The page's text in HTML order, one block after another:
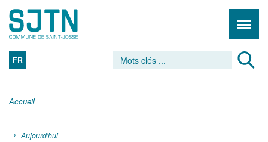
FR
Accueil
Aujourd'hui